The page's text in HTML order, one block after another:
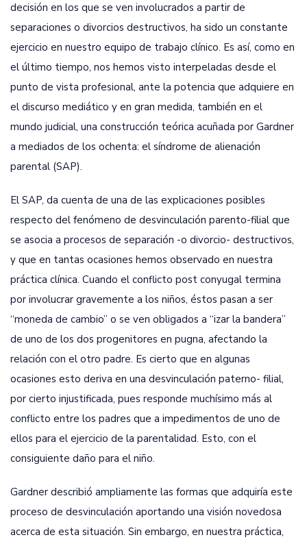
decisión en los que se ven involucrados a partir de
separaciones o divorcios destructivos, ha sido un constante
ejercicio en nuestro equipo de trabajo clínico. Es así, como en
el último tiempo, nos hemos visto interpeladas desde el
punto de vista profesional, ante la potencia que adquiere en
el discurso mediático y en gran medida, también en el
mundo judicial, una construcción teórica acuñada por Gardner
a mediados de los ochenta: el síndrome de alienación
parental (SAP).
El SAP, da cuenta de una de las explicaciones posibles
respecto del fenómeno de desvinculación parento-filial que
se asocia a procesos de separación -o divorcio- destructivos,
y que en tantas ocasiones hemos observado en nuestra
práctica clínica. Cuando el conflicto post conyugal termina
por involucrar gravemente a los niños, éstos pasan a ser
“moneda de cambio” o se ven obligados a “izar la bandera”
de uno de los dos progenitores en pugna, afectando la
relación con el otro padre. Es cierto que en algunas
ocasiones esto deriva en una desvinculación paterno- filial,
por cierto injustificada, pues responde muchísimo más al
conflicto entre los padres que a impedimentos de uno de
ellos para el ejercicio de la parentalidad. Esto, con el
consiguiente daño para el niño.
Gardner describió ampliamente las formas que adquiría este
proceso de desvinculación aportando una visión novedosa
acerca de esta situación. Sin embargo, en nuestra práctica,